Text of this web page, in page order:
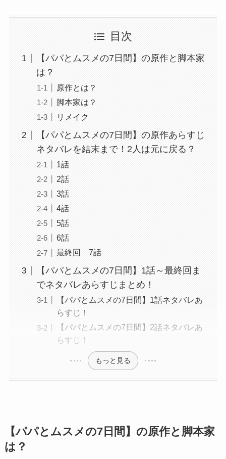
目次
【パパとムスメの7日間】の原作と脚本家
は？
原作とは？
脚本家は？
リメイク
【パパとムスメの7日間】の原作あらすじ
ネタバレを結末まで！2人は元に戻る？
1話
2話
3話
4話
5話
6話
最終回 7話
【パパとムスメの7日間】1話～最終回ま
でネタバレあらすじまとめ！
【パパとムスメの7日間】1話ネタバレあ
らすじ！
【パパとムスメの7日間】2話ネタバレあ
らすじ！
もっと見る
【パパとムスメの7日間】の原作と脚本家
は？